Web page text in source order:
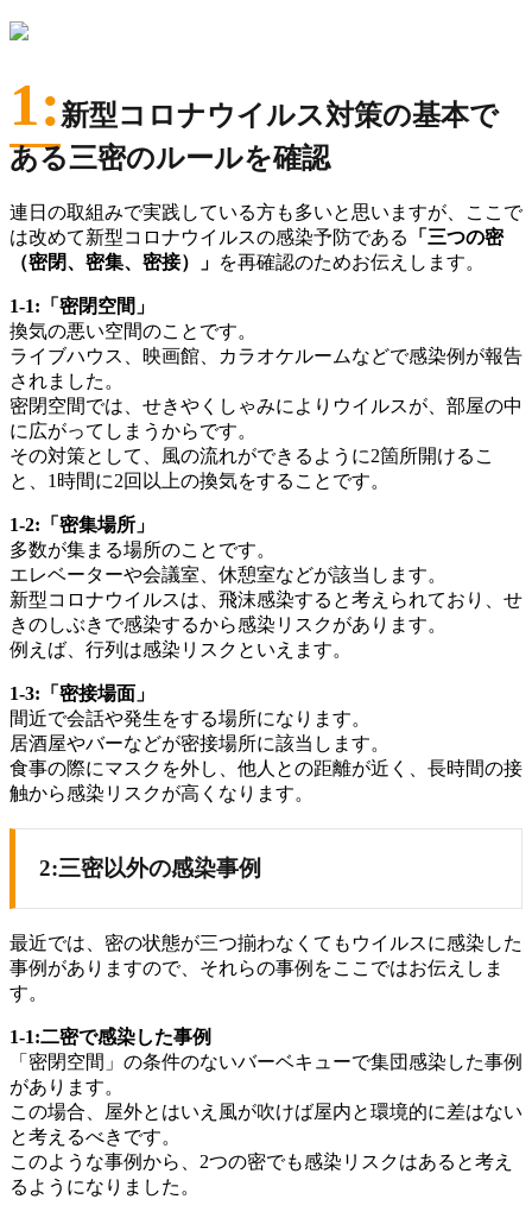
1:新型コロナウイルス対策の基本で
ある三密のルールを確認
連日の取組みで実践している方も多いと思いますが、ここで
は改めて新型コロナウイルスの感染予防である
「三つの密
（密閉、密集、密接）」 を再確認のためお伝えします。
1-1:「密閉空間」
換気の悪い空間のことです。
ライブハウス、映画館、カラオケルームなどで感染例が報告
されました。
密閉空間では、せきやくしゃみによりウイルスが、部屋の中
に広がってしまうからです。
その対策として、風の流れができるように2箇所開けるこ
と、1時間に2回以上の換気をすることです。
1-2:「密集場所」
多数が集まる場所のことです。
エレベーターや会議室、休憩室などが該当します。
新型コロナウイルスは、飛沫感染すると考えられており、せ
きのしぶきで感染するから感染リスクがあります。
例えば、行列は感染リスクといえます。
1-3:「密接場面」
間近で会話や発生をする場所になります。
居酒屋やバーなどが密接場所に該当します。
食事の際にマスクを外し、他人との距離が近く、長時間の接
触から感染リスクが高くなります。
2:三密以外の感染事例
最近では、密の状態が三つ揃わなくてもウイルスに感染した
事例がありますので、それらの事例をここではお伝えしま
す。
1-1:二密で感染した事例
「密閉空間」の条件のないバーベキューで集団感染した事例
があります。
この場合、屋外とはいえ風が吹けば屋内と環境的に差はない
と考えるべきです。
このような事例から、2つの密でも感染リスクはあると考え
るようになりました。